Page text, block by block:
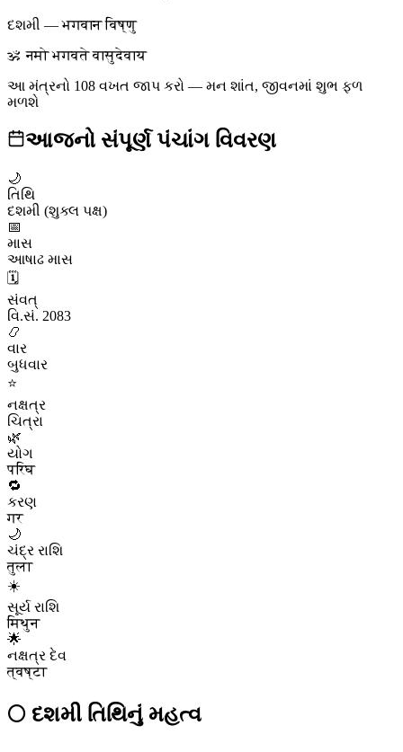
દશમી —भगवान विष्णु
ॐ नमो भगवते वासुदेवाय
આ મંત્રનો 108 વખત જાપ કરો — મન શાંત, જીવનમાં શુભ ફળ
મળશે
આજનો સંપૂર્ણ પંચાંગ વિવરણ
🌙
તિથિ
દશમી (શુક્લ પક્ષ)
📅
માસ
આષાઢ માસ
🗓️
સંવત્
વિ.સં. 2083
📿
વાર
બુધવાર
⭐
નક્ષત્ર
ચિત્રા
🌿
યોગ
परिघ
🔁
કરણ
गर
🌙
ચંદ્ર રાશિ
तुला
☀️
સૂર્ય રાશિ
मिथुन
🌟
નક્ષત્ર દેવ
त्वष्टा
🌕 દશમી તિથિનું મહત્વ